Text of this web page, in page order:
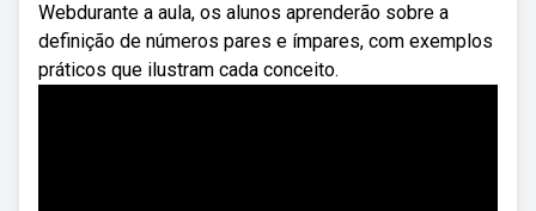
Webdurante a aula, os alunos aprenderão sobre a
definição de números pares e ímpares, com exemplos
práticos que ilustram cada conceito.